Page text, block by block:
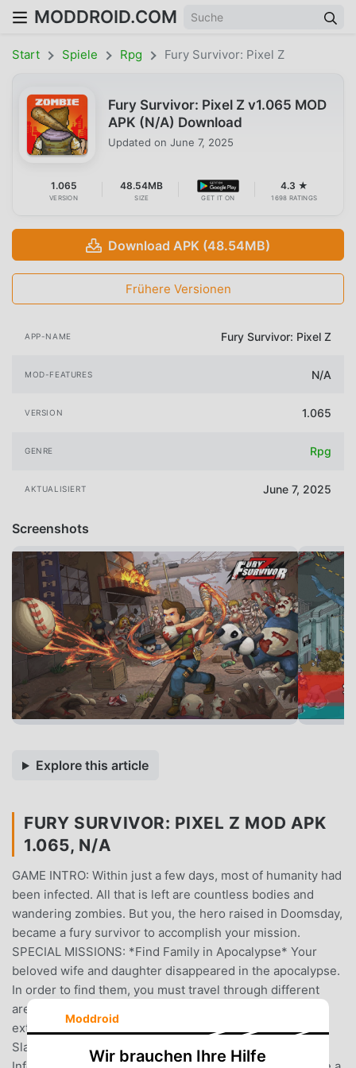
MODDROID.COM
Start Spiele Rpg Fury Survivor: Pixel Z
Fury Survivor: Pixel Z v1.065 MOD
APK (N/A) Download
Updated on June 7, 2025
1.065
VERSION
48.54MB
SIZE GET IT ON
4.3 ★
1698 RATINGS
Download APK (48.54MB)
Frühere Versionen
APP-NAME Fury Survivor: Pixel Z
MOD-FEATURES N/A
VERSION 1.065
GENRE Rpg
AKTUALISIERT June 7, 2025
Screenshots
Explore this article
FURY SURVIVOR: PIXEL Z MOD APK
1.065, N/A
GAME INTRO: Within just a few days, most of humanity had
been infected. All that is left are countless bodies and
wandering zombies. But you, the hero raised in Doomsday,
became a fury survivor to accomplish your mission.
SPECIAL MISSIONS: *Find Family in Apocalypse* Your
beloved wife and daughter disappeared in the apocalypse.
In order to find them, you must travel through different
areas and wipe out zombies along the way. The path is
extremely perplexed. Just be brave, Warrior! *Zombie
Slaughter Party* Kill or be killed, you have no choice!
Moddroid
Wir brauchen Ihre Hilfe